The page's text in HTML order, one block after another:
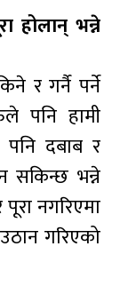
होलान् भन्ने
र गर्नै पर्ने
पनि हामी
दबाब र
सकिन्छ भन्ने
नगरिएमा
गरिएको